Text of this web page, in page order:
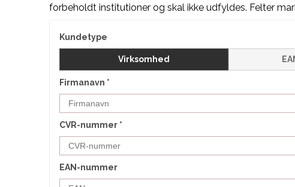
forbeholdt institutioner og skal ikke udfyldes. Felter
Kundetype
Virksomhed
Firmanavn *
CVR-nummer *
EAN-nummer